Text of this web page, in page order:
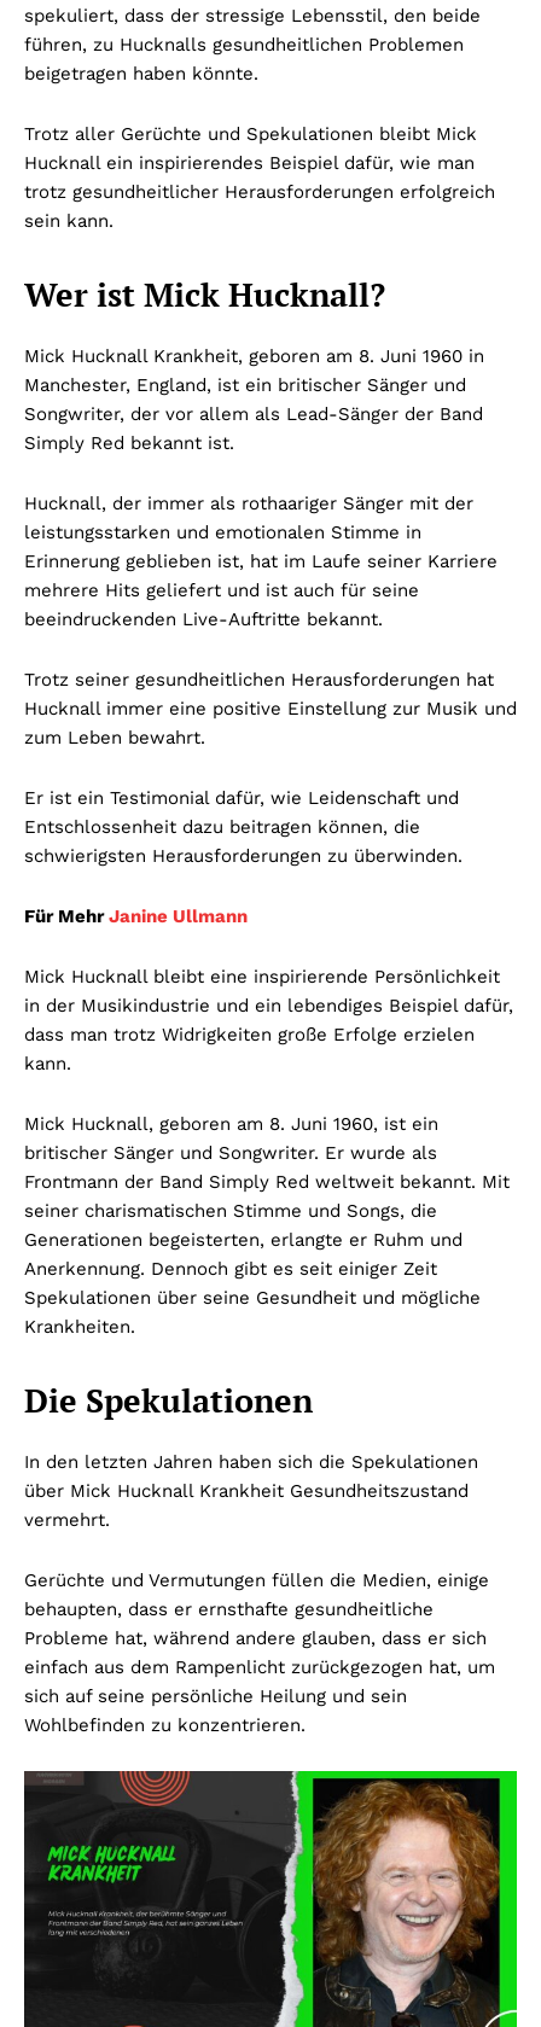
spekuliert, dass der stressige Lebensstil, den beide
führen, zu Hucknalls gesundheitlichen Problemen
beigetragen haben könnte.
Trotz aller Gerüchte und Spekulationen bleibt Mick
Hucknall ein inspirierendes Beispiel dafür, wie man
trotz gesundheitlicher Herausforderungen erfolgreich
sein kann.
Wer ist Mick Hucknall?
Mick Hucknall Krankheit, geboren am 8. Juni 1960 in
Manchester, England, ist ein britischer Sänger und
Songwriter, der vor allem als Lead-Sänger der Band
Simply Red bekannt ist.
Hucknall, der immer als rothaariger Sänger mit der
leistungsstarken und emotionalen Stimme in
Erinnerung geblieben ist, hat im Laufe seiner Karriere
mehrere Hits geliefert und ist auch für seine
beeindruckenden Live-Auftritte bekannt.
Trotz seiner gesundheitlichen Herausforderungen hat
Hucknall immer eine positive Einstellung zur Musik und
zum Leben bewahrt.
Er ist ein Testimonial dafür, wie Leidenschaft und
Entschlossenheit dazu beitragen können, die
schwierigsten Herausforderungen zu überwinden.
Für MehrJanine Ullmann
Mick Hucknall bleibt eine inspirierende Persönlichkeit
in der Musikindustrie und ein lebendiges Beispiel dafür,
dass man trotz Widrigkeiten große Erfolge erzielen
kann.
Mick Hucknall, geboren am 8. Juni 1960, ist ein
britischer Sänger und Songwriter. Er wurde als
Frontmann der Band Simply Red weltweit bekannt. Mit
seiner charismatischen Stimme und Songs, die
Generationen begeisterten, erlangte er Ruhm und
Anerkennung. Dennoch gibt es seit einiger Zeit
Spekulationen über seine Gesundheit und mögliche
Krankheiten.
Die Spekulationen
In den letzten Jahren haben sich die Spekulationen
über Mick Hucknall Krankheit Gesundheitszustand
vermehrt.
Gerüchte und Vermutungen füllen die Medien, einige
behaupten, dass er ernsthafte gesundheitliche
Probleme hat, während andere glauben, dass er sich
einfach aus dem Rampenlicht zurückgezogen hat, um
sich auf seine persönliche Heilung und sein
Wohlbefinden zu konzentrieren.